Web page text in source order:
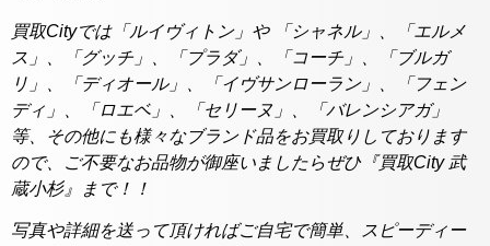
買取Cityでは「ルイヴィトン」や 「シャネル」、「エルメ
ス」、「グッチ」、「プラダ」、「コーチ」、「ブルガ
リ」、「ディオール」、「イヴサンローラン」、「フェン
ディ」、「ロエベ」、「セリーヌ」、「バレンシアガ」
等、その他にも様々なブランド品をお買取りしております
ので、ご不要なお品物が御座いましたらぜひ『買取City 武
蔵小杉』まで！！
写真や詳細を送って頂ければご自宅で簡単、スピーディー